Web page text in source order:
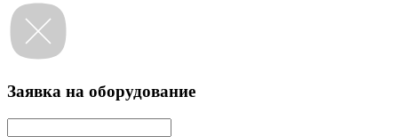
Заявка на оборудование